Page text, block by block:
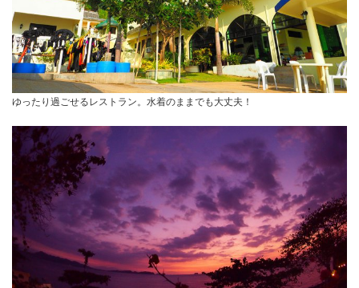
ゆったり過ごせるレストラン。水着のままでも大丈夫！